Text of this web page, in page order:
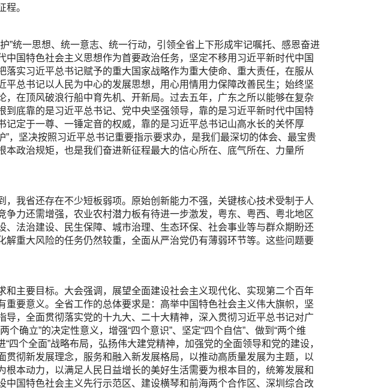
。
”统一思想、统一意志、统一行动，引领全省上下形成牢记嘱托、感恩奋进
中国特色社会主义思想作为首要政治任务，坚定不移用习近平新时代中国
实习近平总书记赋予的重大国家战略作为重大使命、重大责任，在服从
平总书记以人民为中心的发展思想，用心用情用力保障改善民生；始终坚
，在顶风破浪行船中育先机、开新局。过去五年，广东之所以能够在复杂
到底靠的是习近平总书记、党中央坚强领导，靠的是习近平新时代中国特
记定于一尊、一锤定音的权威，靠的是习近平总书记山高水长的关怀厚
”，坚决按照习近平总书记重要指示要求办，是我们最深切的体会、最宝贵
本政治规矩，也是我们奋进新征程最大的信心所在、底气所在、力量所
，我省还存在不少短板弱项。原始创新能力不强，关键核心技术受制于人
争力还需增强，农业农村潜力板有待进一步激发，粤东、粤西、粤北地区
、法治建设、民生保障、城市治理、生态环保、社会事业等与群众期盼还
解重大风险的任务仍然较重，全面从严治党仍有薄弱环节等。这些问题要
和主要目标。大会强调，展望全面建设社会主义现代化、实现第二个百年
重要意义。全省工作的总体要求是：高举中国特色社会主义伟大旗帜，坚
导，全面贯彻落实党的十九大、二十大精神，深入贯彻习近平总书记对广
确立”的决定性意义，增强“四个意识”、坚定“四个自信”、做到“两个维
“四个全面”战略布局，弘扬伟大建党精神，加强党的全面领导和党的建设，
贯彻新发展理念，服务和融入新发展格局，以推动高质量发展为主题，以
本动力，以满足人民日益增长的美好生活需要为根本目的，统筹发展和
中国特色社会主义先行示范区、建设横琴和前海两个合作区、深圳综合改